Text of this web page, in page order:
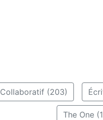
Collaboratif (203)
The One